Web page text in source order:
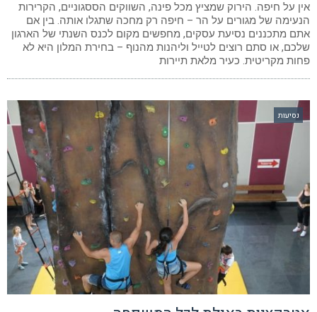
אין על חיפה. הירוק שמציץ מכל פינה, השווקים הססגוניים, הקרירות
הנעימה של מגורים על הר – חיפה רק מחכה שתגלו אותה. בין אם
אתם מתכננים נסיעת עסקים, מחפשים מקום לכנס השנתי של הארגון
שלכם, או סתם רוצים לטייל וליהנות מהנוף – בחירת המלון היא לא
פחות מקריטית. כעיר מלאת תיירות
נסיעות